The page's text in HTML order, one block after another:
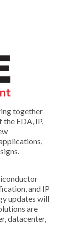
together
EDA, IP,
and IP
updates will
are
datacenter,